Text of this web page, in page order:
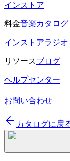
インストア
料金音楽カタログ
インストアラジオ
リソースブログ
ヘルプセンター
お問い合わせ
カタログに戻